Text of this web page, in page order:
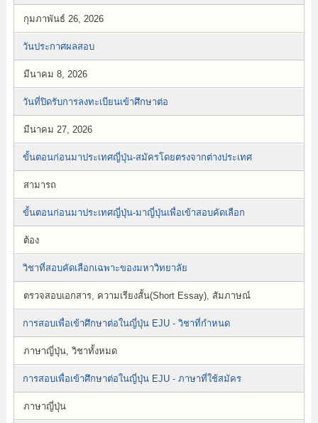
กุมภาพันธ์ 26, 2026
วันประกาศผลสอบ
มีนาคม 8, 2026
วันที่ปิดรับการลงทะเบียนเข้าศึกษาต่อ
มีนาคม 27, 2026
ขั้นตอนก่อนมาประเทศญี่ปุ่น-สมัครโดยตรงจากต่างประเทศ
สามารถ
ขั้นตอนก่อนมาประเทศญี่ปุ่น-มาญี่ปุ่นเพื่อเข้าสอบคัดเลือก
ต้อง
วิชาที่สอบคัดเลือกเฉพาะของมหาวิทยาลัย
ตรวจสอบเอกสาร, ความเรียงสั้น(Short Essay), สัมภาษณ์
การสอบเพื่อเข้าศึกษาต่อในญี่ปุ่น EJU - วิชาที่กำหนด
ภาษาญี่ปุ่น, วิชาทั้งหมด
การสอบเพื่อเข้าศึกษาต่อในญี่ปุ่น EJU - ภาษาที่ใช้สมัคร
ภาษาญี่ปุ่น